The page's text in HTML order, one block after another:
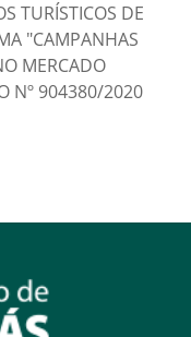
TURÍSTICOS DE
"CAMPANHAS
MERCADO
Nº 904380/2020